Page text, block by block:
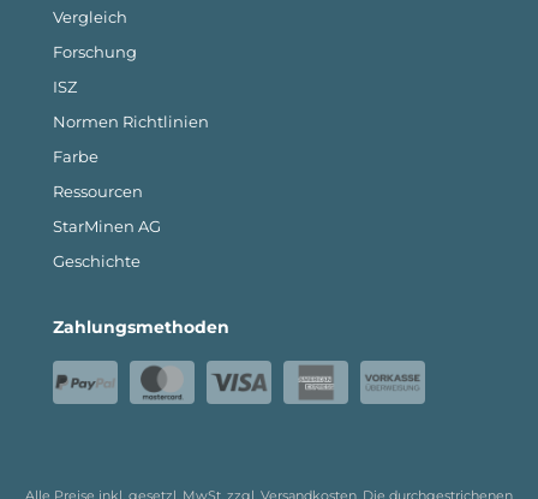
Vergleich
Forschung
ISZ
Normen Richtlinien
Farbe
Ressourcen
StarMinen AG
Geschichte
Zahlungsmethoden
Alle Preise inkl. gesetzl. MwSt. zzgl. Versandkosten . Die durchgestrichenen